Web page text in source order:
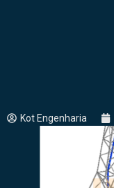
Kot Engenharia